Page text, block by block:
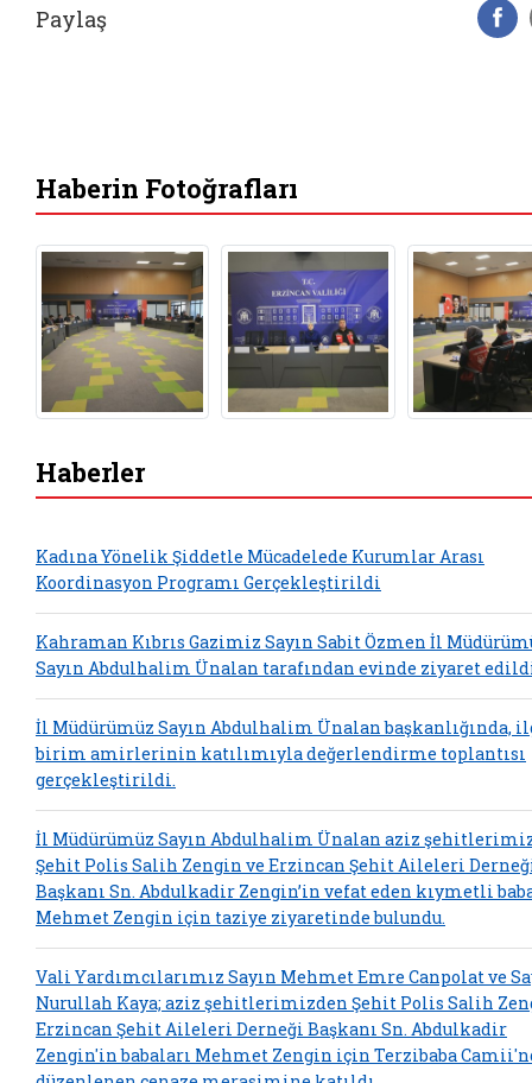
Paylaş
Haberin Fotoğrafları
Haberler
Kadına Yönelik Şiddetle Mücadelede Kurumlar Arası
Koordinasyon Programı Gerçekleştirildi
Kahraman Kıbrıs Gazimiz Sayın Sabit Özmen İl
Sayın Abdulhalim Ünalan tarafından evinde ziyaret
İl Müdürümüz Sayın Abdulhalim Ünalan başkanlığında,
birim amirlerinin katılımıyla değerlendirme toplantısı
gerçekleştirildi.
İl Müdürümüz Sayın Abdulhalim Ünalan aziz
Şehit Polis Salih Zengin ve Erzincan Şehit Aileleri
Başkanı Sn. Abdulkadir Zengin’in vefat eden kıymetli
Mehmet Zengin için taziye ziyaretinde bulundu.
Vali Yardımcılarımız Sayın Mehmet Emre Canpolat ve
Nurullah Kaya; aziz şehitlerimizden Şehit Polis Salih
Erzincan Şehit Aileleri Derneği Başkanı Sn. Abdulkadir
Zengin'in babaları Mehmet Zengin için Terzibaba